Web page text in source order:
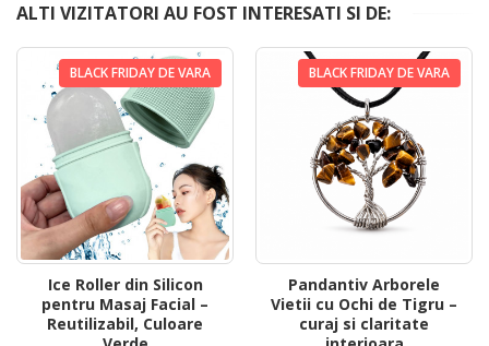
ALTI VIZITATORI AU FOST INTERESATI SI DE:
BLACK FRIDAY DE VARA
Ice Roller din Silicon
pentru Masaj Facial –
Reutilizabil, Culoare
BLACK FRIDAY DE VARA
Pandantiv Arborele
Vietii cu Ochi de Tigru –
curaj si claritate